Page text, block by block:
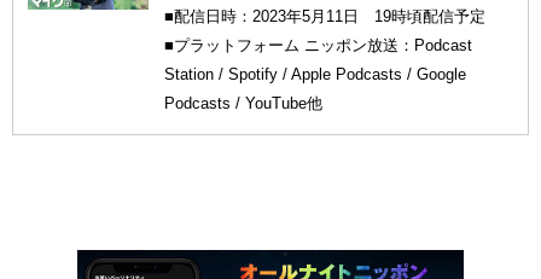
■配信日時：2023年5月11日 19時頃配信予定
■プラットフォーム ニッポン放送：Podcast
Station / Spotify / Apple Podcasts / Google
Podcasts / YouTube他